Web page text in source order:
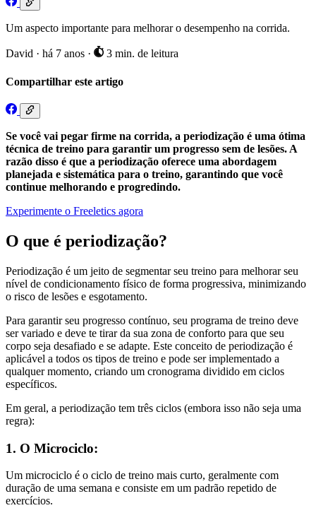
Um aspecto importante para melhorar o desempenho na corrida.
David · há 7 anos · 3 min. de leitura
Compartilhar este artigo
Se você vai pegar firme na corrida, a periodização é uma ótima
técnica de treino para garantir um progresso sem de lesões. A
razão disso é que a periodização oferece uma abordagem
planejada e sistemática para o treino, garantindo que você
continue melhorando e progredindo.
Experimente o Freeletics agora
O que é periodização?
Periodização é um jeito de segmentar seu treino para melhorar seu
nível de condicionamento físico de forma progressiva, minimizando
o risco de lesões e esgotamento.
Para garantir seu progresso contínuo, seu programa de treino deve
ser variado e deve te tirar da sua zona de conforto para que seu
corpo seja desafiado e se adapte. Este conceito de periodização é
aplicável a todos os tipos de treino e pode ser implementado a
qualquer momento, criando um cronograma dividido em ciclos
específicos.
Em geral, a periodização tem três ciclos (embora isso não seja uma
regra):
1. O Microciclo:
Um microciclo é o ciclo de treino mais curto, geralmente com
duração de uma semana e consiste em um padrão repetido de
exercícios.